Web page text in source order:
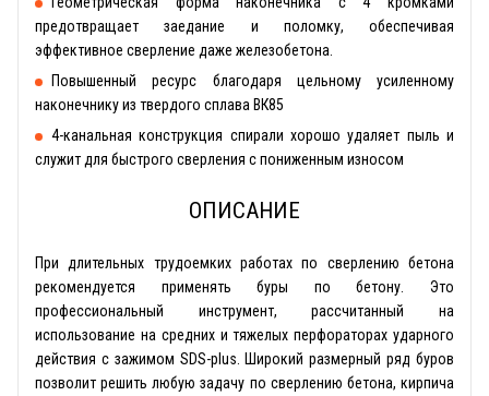
предотвращает заедание и поломку, обеспечивая
эффективное сверление даже железобетона.
Повышенный ресурс благодаря цельному усиленному
наконечнику из твердого сплава ВК85
4-канальная конструкция спирали хорошо удаляет пыль и
служит для быстрого сверления с пониженным износом
ОПИСАНИЕ
При длительных трудоемких работах по сверлению бетона
рекомендуется применять буры по бетону. Это
профессиональный инструмент, рассчитанный на
использование на средних и тяжелых перфораторах ударного
действия с зажимом SDS-plus. Широкий размерный ряд буров
позволит решить любую задачу по сверлению бетона, кирпича